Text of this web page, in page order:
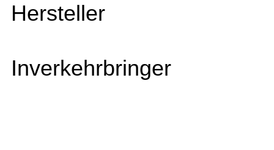
Hersteller
Inverkehrbringer